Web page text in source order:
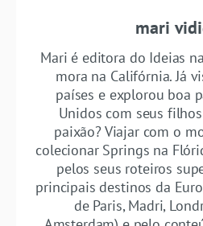
mari
Mari é editora do Ideias
mora na Califórnia. Já
países e explorou boa
Unidos com seus
paixão? Viajar com o
colecionar Springs na
pelos seus roteiros
principais destinos da
de Paris, Madri,